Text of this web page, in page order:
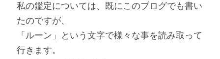
私の鑑定については、既にこのブログでも書い
たのですが、
「ルーン」という文字で様々な事を読み取って
行きます。